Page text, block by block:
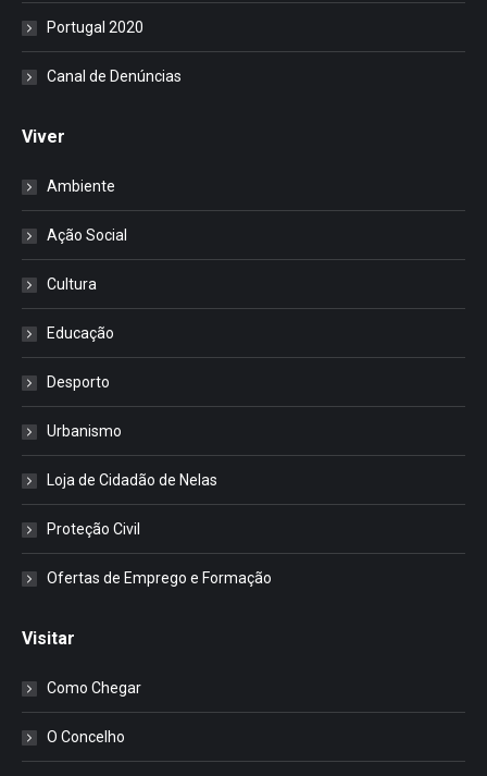
Portugal 2020
Canal de Denúncias
Viver
Ambiente
Ação Social
Cultura
Educação
Desporto
Urbanismo
Loja de Cidadão de Nelas
Proteção Civil
Ofertas de Emprego e Formação
Visitar
Como Chegar
O Concelho